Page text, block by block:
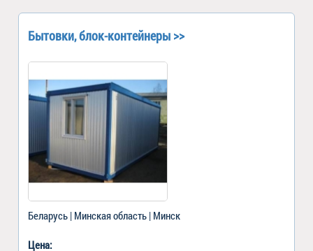
Бытовки, блок-контейнеры >>
Беларусь | Минская область | Минск
Цена: